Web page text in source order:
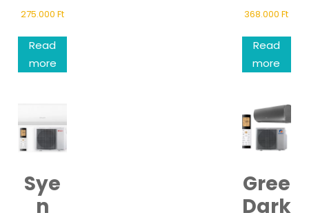
275.000Ft
Read
more
368.000Ft
Read
more
Sye
n
Gree
Dark